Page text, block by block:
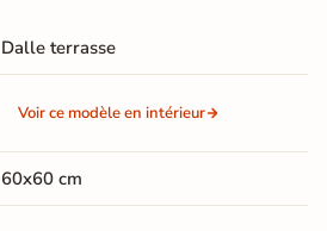
Dalle terrasse
Voir ce modèle en intérieur
60x60 cm